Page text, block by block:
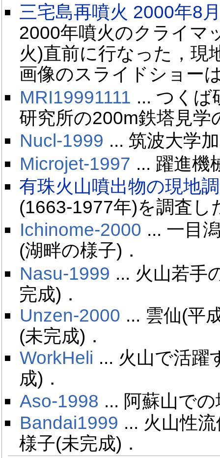
三宅島再噴火 2000年8
2000年噴火のクライマ
火)直前に行なった，現
画像のスライドショー
MRI19991111 ... つくば
研究所の200m鉄塔見学
Nucl-1999 ... 筑波大学
Microjet-1997 ... 躍進機
有珠火山噴出物の現地
(1663-1977年)を調査し
Ichinome-2000 ... 一目
(湖畔の様子)．
Nasu-1999 ... 火山若手
完成)．
Unzen-2000 ... 雲仙(平
(未完成)．
WorkHeli ... 火山で活躍
成)．
Aso-1998 ... 阿蘇山で
Bandai1999 ... 火山性
様子(未完成)．